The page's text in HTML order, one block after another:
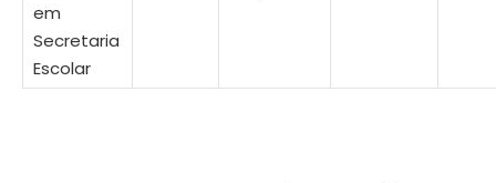
em
Secretaria
Escolar